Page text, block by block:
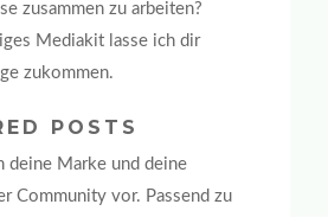
zusammen zu arbeiten?
Mediakit lasse ich dir
zukommen.
POSTS
deine Marke und deine
Community vor. Passend zu